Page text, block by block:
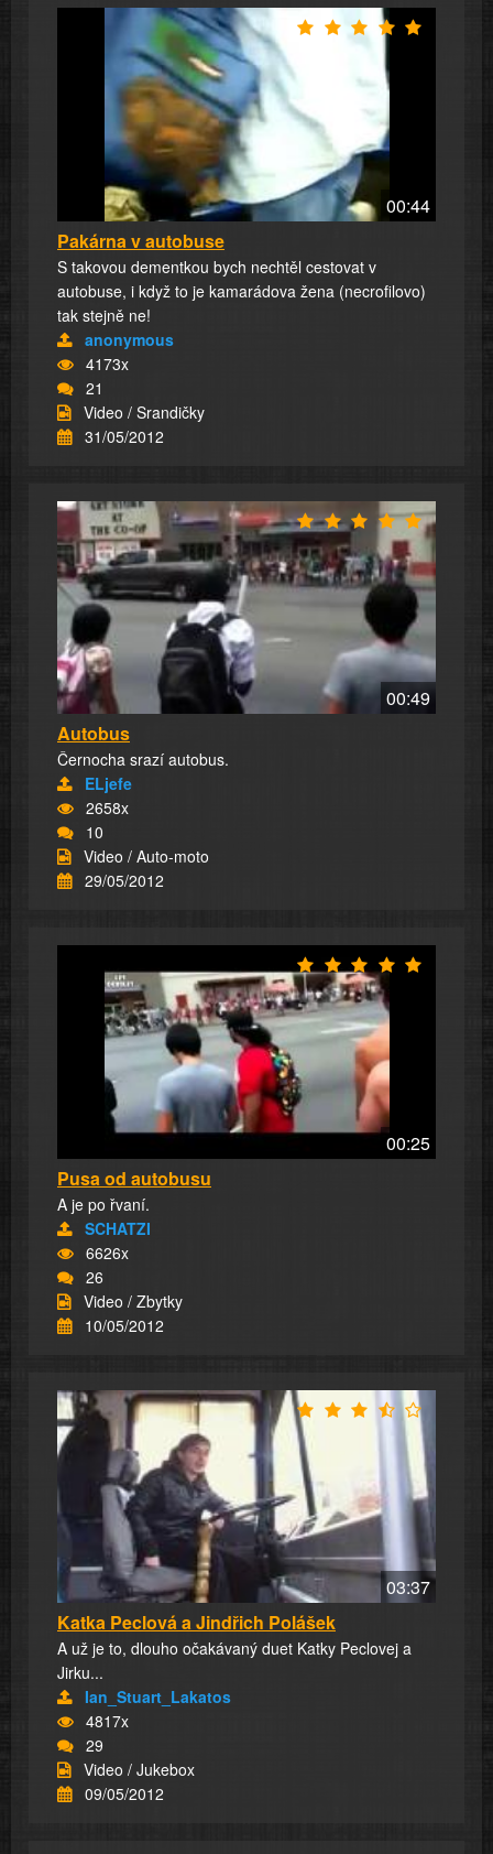
00:44
Pakárna v autobuse
S takovou dementkou bych nechtěl cestovat v
autobuse, i když to je kamarádova žena (necrofilovo)
tak stejně ne!
anonymous
4173x
21
Video / Srandičky
31/05/2012
00:49
Autobus
Černocha srazí autobus.
ELjefe
2658x
10
Video / Auto-moto
29/05/2012
00:25
Pusa od autobusu
A je po řvaní.
SCHATZI
6626x
26
Video / Zbytky
10/05/2012
03:37
Katka Peclová a Jindřich Polášek
A už je to, dlouho očakávaný duet Katky Peclovej a
Jirku...
Ian_Stuart_Lakatos
4817x
29
Video / Jukebox
09/05/2012